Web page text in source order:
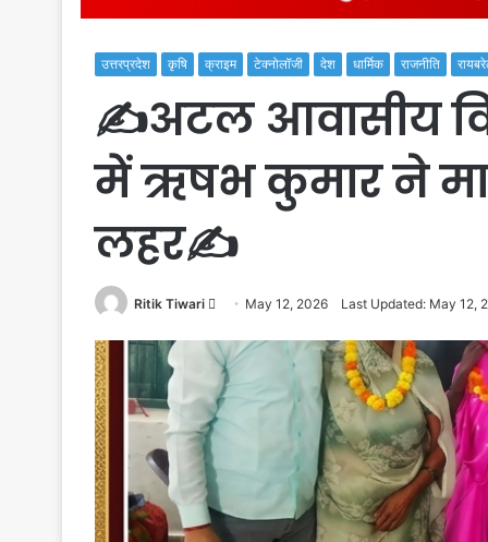
उत्तरप्रदेश कृषि क्राइम टेक्नोलॉजी देश धार्मिक राजनीति
✍️अटल आवासीय
में ऋषभ कुमार ने
लहर✍️
Ritik Tiwari
Send
email
May 12, 2026 Last Updated: May 12,